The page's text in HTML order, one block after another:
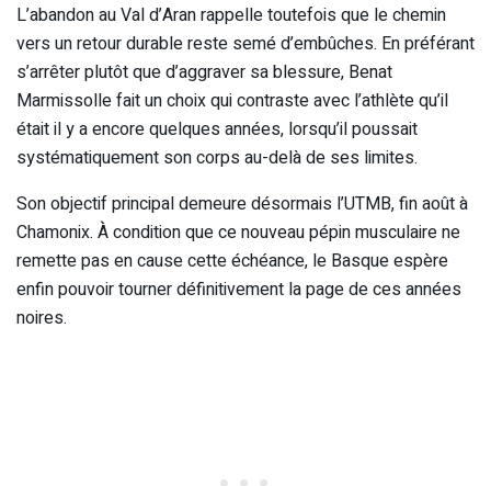
L’abandon au Val d’Aran rappelle toutefois que le chemin
vers un retour durable reste semé d’embûches. En préférant
s’arrêter plutôt que d’aggraver sa blessure, Benat
Marmissolle fait un choix qui contraste avec l’athlète qu’il
était il y a encore quelques années, lorsqu’il poussait
systématiquement son corps au-delà de ses limites.
Son objectif principal demeure désormais l’UTMB, fin août à
Chamonix. À condition que ce nouveau pépin musculaire ne
remette pas en cause cette échéance, le Basque espère
enfin pouvoir tourner définitivement la page de ces années
noires.